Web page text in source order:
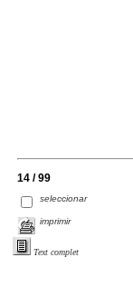
14 / 99
seleccionar
imprimir
Text complet